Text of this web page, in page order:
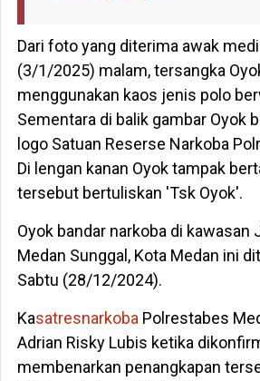
Dari foto yang diterima awak
(3/1/2025) malam, tersangka
menggunakan kaos jenis polo
Sementara di balik gambar Oyok
logo Satuan Reserse Narkoba
Di lengan kanan Oyok tampak
tersebut bertuliskan 'Tsk Oyok'.
Oyok bandar narkoba di kawasan
Medan Sunggal, Kota Medan ini
Sabtu (28/12/2024).
KasatresnarkobaPolrestabes
Adrian Risky Lubis ketika
membenarkan penangkapan